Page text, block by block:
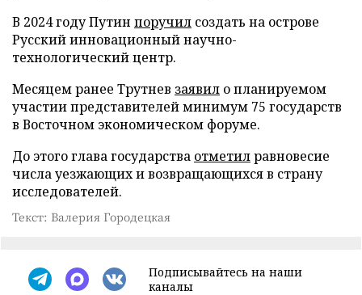
В 2024 году Путин поручил создать на острове
Русский инновационный научно-
технологический центр.
Месяцем ранее Трутнев заявил о планируемом
участии представителей минимум 75 государств
в Восточном экономическом форуме.
До этого глава государства отметилравновесие
числа уезжающих и возвращающихся в страну
исследователей.
Текст: Валерия Городецкая
Подписывайтесь на наши
каналы